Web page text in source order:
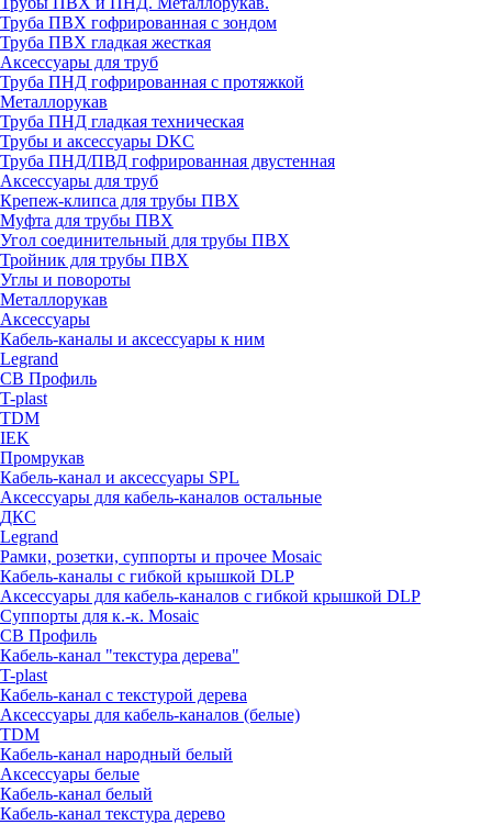
Труба ПВХ гофрированная с зондом
Труба ПВХ гладкая жесткая
Аксессуары для труб
Труба ПНД гофрированная с протяжкой
Металлорукав
Труба ПНД гладкая техническая
Трубы и аксессуары DKC
Труба ПНД/ПВД гофрированная двустенная
Аксессуары для труб
Крепеж-клипса для трубы ПВХ
Муфта для трубы ПВХ
Угол соединительный для трубы ПВХ
Тройник для трубы ПВХ
Углы и повороты
Металлорукав
Аксессуары
Кабель-каналы и аксессуары к ним
Legrand
СВ Профиль
T-plast
TDM
IEK
Промрукав
Кабель-канал и аксессуары SPL
Аксессуары для кабель-каналов остальные
ДКС
Legrand
Рамки, розетки, суппорты и прочее Mosaic
Кабель-каналы с гибкой крышкой DLP
Аксессуары для кабель-каналов с гибкой крышкой DLP
Суппорты для к.-к. Mosaic
СВ Профиль
Кабель-канал "текстура дерева"
T-plast
Кабель-канал с текстурой дерева
Аксессуары для кабель-каналов (белые)
TDM
Кабель-канал народный белый
Аксессуары белые
Кабель-канал белый
Кабель-канал текстура дерево